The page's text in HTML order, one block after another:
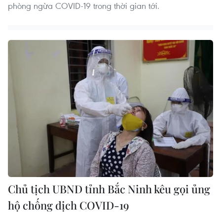
phòng ngừa COVID-19 trong thời gian tới.
Chủ tịch UBND tỉnh Bắc Ninh kêu gọi ủng
hộ chống dịch COVID-19